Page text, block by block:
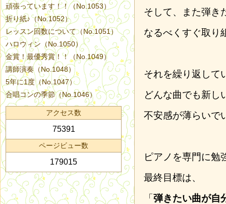
そして、また弾き
なるべくすぐ取り
それを繰り返して
どんな曲でも新し
不安感が薄らいで
ピアノを専門に勉
最終目標は、
「 弾きたい曲が自
頑張っています！！（No.1053）
折り紙♪（No.1052）
レッスン回数について（No.1051）
ハロウィン（No.1050）
金賞！最優秀賞！！（No.1049）
講師演奏（No.1048）
5年に1度（No.1047）
合唱コンの季節（No.1046）
アクセス数
75391
ページビュー数
179015